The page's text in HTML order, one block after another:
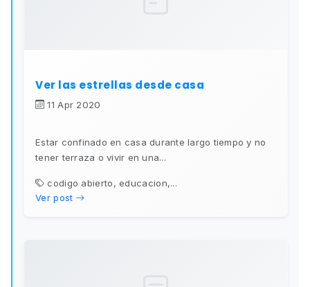
Ver las estrellas desde casa
11 Apr 2020
Estar confinado en casa durante largo tiempo y no
tener terraza o vivir en una...
codigo abierto, educacion,...
Ver post